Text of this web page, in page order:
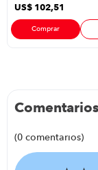
US$ 102,51
Comprar
(0 comentarios)